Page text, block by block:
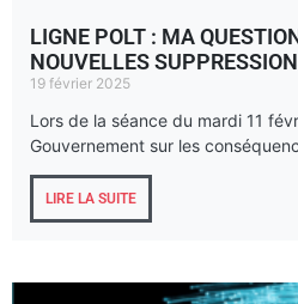
LIGNE POLT : MA
NOUVELLES
19 février 2025
Lors de la séance du mardi 11
Gouvernement sur les
LIRE LA SUITE